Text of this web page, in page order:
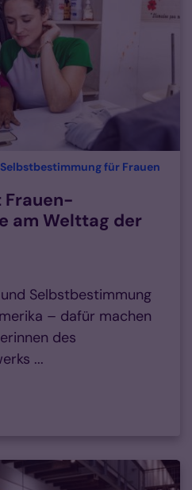
für Frauen
am Welttag der
Selbstbestimmung
– dafür machen
des
...